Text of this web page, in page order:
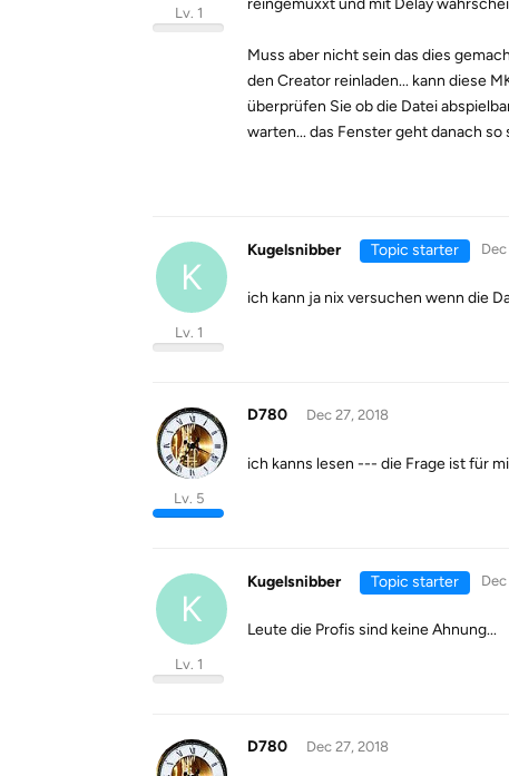
Lv. 1
reingemuxxt und mit Delay
Muss aber nicht sein das dies
den Creator reinladen... kann diese
überprüfen Sie ob die Datei
warten... das Fenster geht danach
K
Kugelsnibber
Lv. 1
Topic starter
ich kann ja nix versuchen wenn die
D780
Lv. 5
Dec 27, 2018
ich kanns lesen --- die Frage ist für
K
Kugelsnibber
Lv. 1
Topic starter
Leute die Profis sind keine Ahnung...
D780 Dec 27, 2018